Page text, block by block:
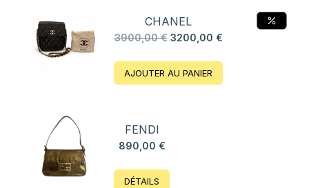
CHANEL
3900,00€ Le
initial
était :
3900,00 €.
3200,00 €Le
actuel
3200,00 €.
AJOUTER AU PANIER
FENDI
890,00 €
DÉTAILS